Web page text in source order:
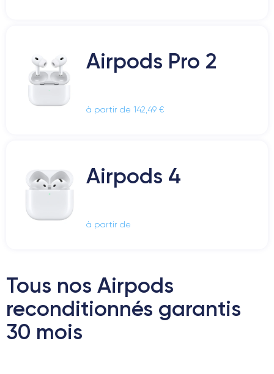
Airpods Pro 2
à partir de 142,49 €
Airpods 4
à partir de
Tous nos Airpods
reconditionnés garantis
30 mois